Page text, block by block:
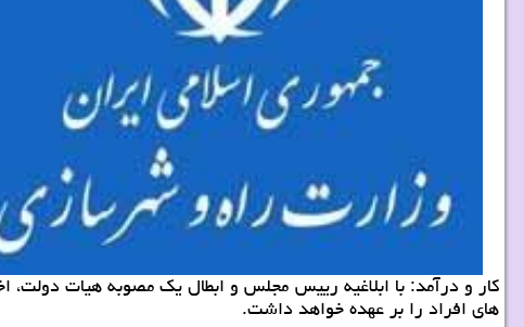
کار و درآمد: با ابلاغیه رییس مجلس و ابطال یک مصوبه هیات
های افراد را بر عهده خواهد داشت.